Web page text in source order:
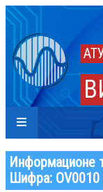
Информационе
Шифра: